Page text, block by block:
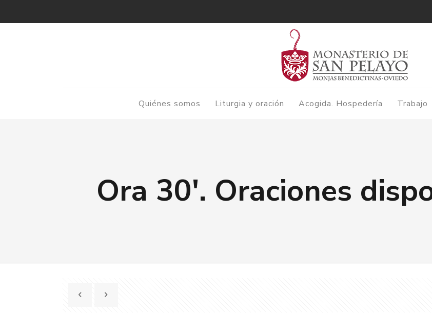
Quiénes somos Liturgia y oración Acogida. Hospedería Trabajo
Ora 30′. Oraciones